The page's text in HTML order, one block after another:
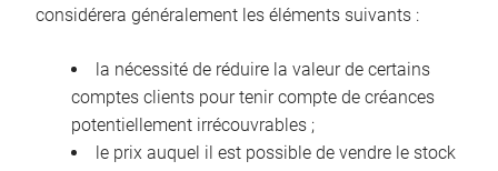
considérera généralement les éléments suivants :
la nécessité de réduire la valeur de certains
comptes clients pour tenir compte de créances
potentiellement irrécouvrables ;
le prix auquel il est possible de vendre le stock